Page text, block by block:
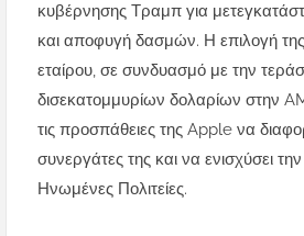
κυβέρνησης Τραμπ για
και αποφυγή δασμών. Η επιλογή
εταίρου, σε συνδυασμό με την
δισεκατομμυρίων δολαρίων στην
τις προσπάθειες της Apple να
συνεργάτες της και να ενισχύσει
Ηνωμένες Πολιτείες.